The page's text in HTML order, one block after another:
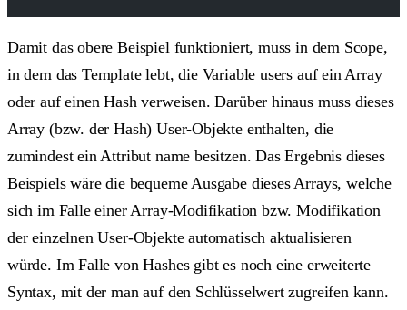
Damit das obere Beispiel funktioniert, muss in dem Scope,
in dem das Template lebt, die Variable users auf ein Array
oder auf einen Hash verweisen. Darüber hinaus muss dieses
Array (bzw. der Hash) User-Objekte enthalten, die
zumindest ein Attribut name besitzen. Das Ergebnis dieses
Beispiels wäre die bequeme Ausgabe dieses Arrays, welche
sich im Falle einer Array-Modifikation bzw. Modifikation
der einzelnen User-Objekte automatisch aktualisieren
würde. Im Falle von Hashes gibt es noch eine erweiterte
Syntax, mit der man auf den Schlüsselwert zugreifen kann.